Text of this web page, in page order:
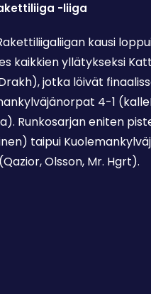
-liiga
kausi
kaikkien yllätykseksi
jotka löivät
4-1
Runkosarjan eniten
taipui
Olsson, Mr. Hgrt).